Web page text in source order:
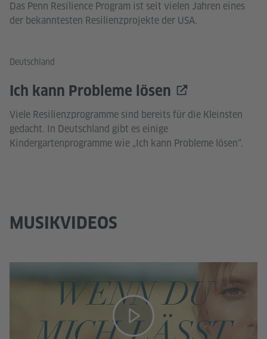
Das Penn Resilience Program ist seit vielen Jahren eines
der bekanntesten Resilienzprojekte der USA.
Deutschland
Ich kann Probleme lösen
Viele Resilienzprogramme sind bereits für die Kleinsten
gedacht. In Deutschland gibt es einige
Kindergartenprogramme wie „Ich kann Probleme lösen“.
MUSIKVIDEOS